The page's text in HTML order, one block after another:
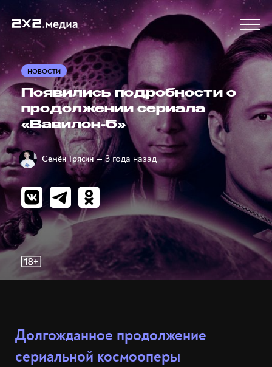
НОВОСТИ
Появились подробности о
продолжении сериала
«Вавилон-5»
Семён Трясин — 3 года назад
Долгожданное продолжение
сериальной космооперы